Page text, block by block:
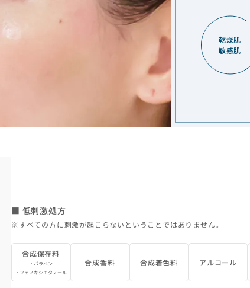
乾燥肌
敏感肌
■ 低刺激処方
※すべての方に刺激が起こらないということではありません。
合成保存料
・パラベン
・フェノキシエタノール
合成香料 合成着色料 アルコール